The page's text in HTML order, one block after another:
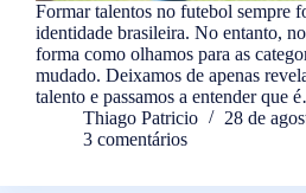
Formar talentos no futebol sempre
identidade brasileira. No entanto,
forma como olhamos para as
mudado. Deixamos de apenas
talento e passamos a entender que
Thiago Patricio
28 de
3 comentários